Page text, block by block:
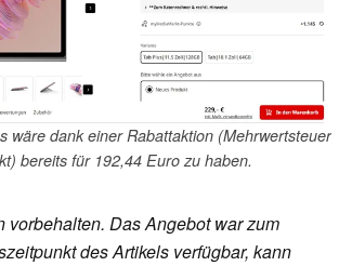
wäre dank einer Rabattaktion (Mehrwertsteuer
bereits für 192,44 Euro zu haben.
vorbehalten. Das Angebot war zum
des Artikels verfügbar, kann